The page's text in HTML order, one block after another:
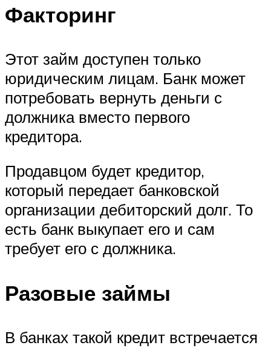
Факторинг
Этот займ доступен только
юридическим лицам. Банк может
потребовать вернуть деньги с
должника вместо первого
кредитора.
Продавцом будет кредитор,
который передает банковской
организации дебиторский долг. То
есть банк выкупает его и сам
требует его с должника.
Разовые займы
В банках такой кредит встречается